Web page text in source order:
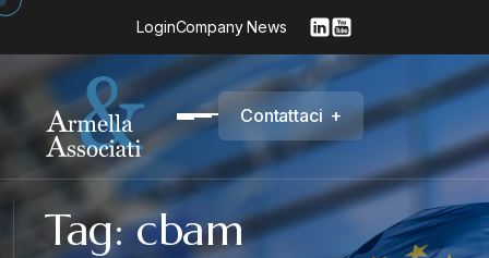
LoginCompany News
Contattaci +
Tag:cbam